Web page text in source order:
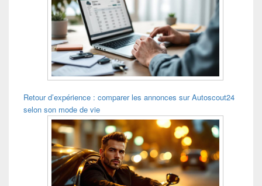
Retour d’expérience : comparer les annonces sur Autoscout24
selon son mode de vie